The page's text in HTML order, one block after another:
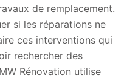
de remplacement.
si les réparations ne
ces interventions qui
rechercher des
Rénovation utilise